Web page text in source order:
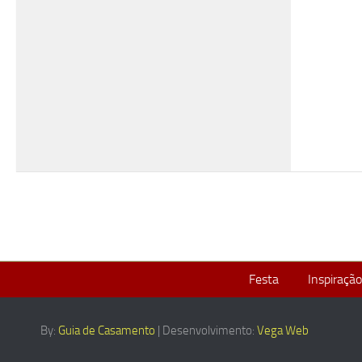
Festa Inspiração
By: Guia de Casamento | Desenvolvimento: Vega Web